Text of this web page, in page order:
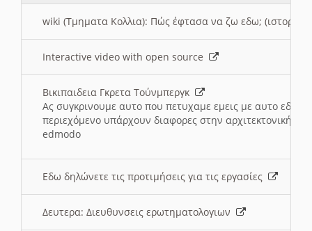
wiki (Τμηματα Κολλια): Πώς έφτασα να ζω εδω; (ιστορια)
Interactive video with open source
Βικιπαιδεια Γκρετα Τούνμπεργκ
Ας συγκρινουμε αυτο που πετυχαμε εμεις με αυτο εδω
περιεχόμενο υπάρχουν διαφορες στην αρχιτεκτονική
edmodo
Εδω δηλώνετε τις προτιμήσεις για τις εργασίες
Δευτερα: Διευθυνσεις ερωτηματολογιων